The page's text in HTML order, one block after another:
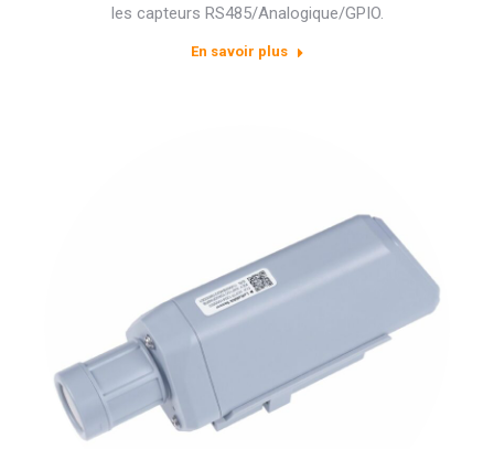
les capteurs RS485/Analogique/GPIO.
En savoir plus